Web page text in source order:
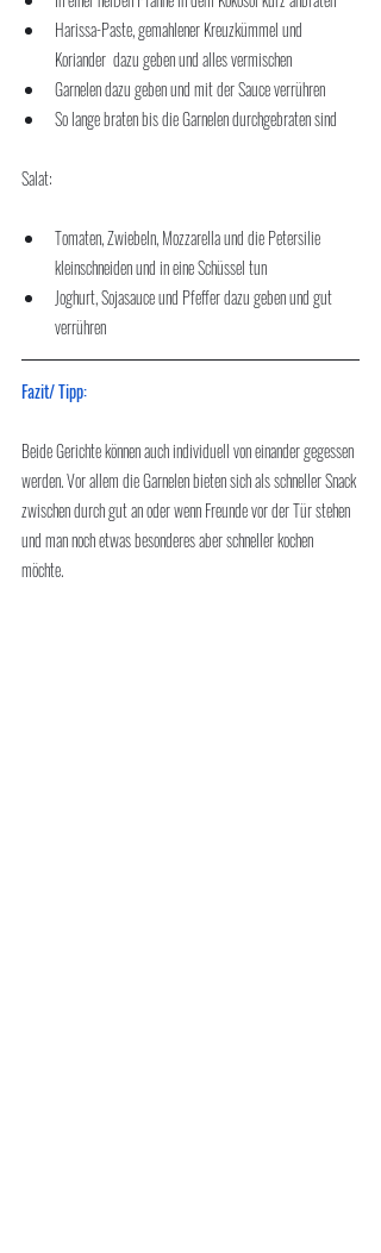
Harissa-Paste, gemahlener Kreuzkümmel und
Koriander  dazu geben und alles vermischen
Garnelen dazu geben und mit der Sauce verrühren
So lange braten bis die Garnelen durchgebraten sind
Salat:
Tomaten, Zwiebeln, Mozzarella und die Petersilie
kleinschneiden und in eine Schüssel tun
Joghurt, Sojasauce und Pfeffer dazu geben und gut
verrühren
Fazit/ Tipp:
Beide Gerichte können auch individuell von einander gegessen
werden. Vor allem die Garnelen bieten sich als schneller Snack
zwischen durch gut an oder wenn Freunde vor der Tür stehen
und man noch etwas besonderes aber schneller kochen
möchte.